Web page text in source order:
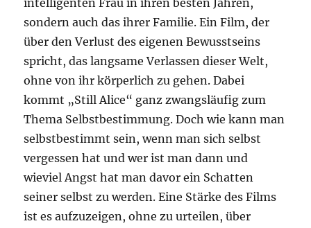
intelligenten Frau in ihren besten Jahren,
sondern auch das ihrer Familie. Ein Film, der
über den Verlust des eigenen Bewusstseins
spricht, das langsame Verlassen dieser Welt,
ohne von ihr körperlich zu gehen. Dabei
kommt „Still Alice“ ganz zwangsläufig zum
Thema Selbstbestimmung. Doch wie kann man
selbstbestimmt sein, wenn man sich selbst
vergessen hat und wer ist man dann und
wieviel Angst hat man davor ein Schatten
seiner selbst zu werden. Eine Stärke des Films
ist es aufzuzeigen, ohne zu urteilen, über